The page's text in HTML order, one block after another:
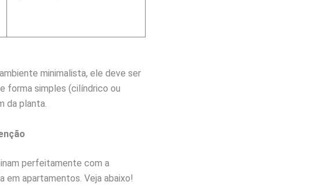
minimalista, ele deve ser
forma simples (cilíndrico ou
da planta.
perfeitamente com a
em apartamentos. Veja abaixo!